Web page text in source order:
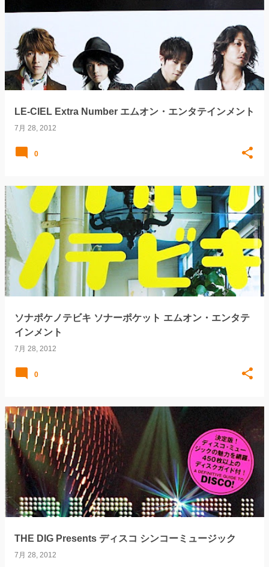
LE-CIEL Extra Number エムオン・エンタテインメント
7月 28, 2012
0
ソナポケノテビキ ソナーポケット エムオン・エンタテ
インメント
7月 28, 2012
0
THE DIG Presents ディスコ シンコーミュージック
7月 28, 2012